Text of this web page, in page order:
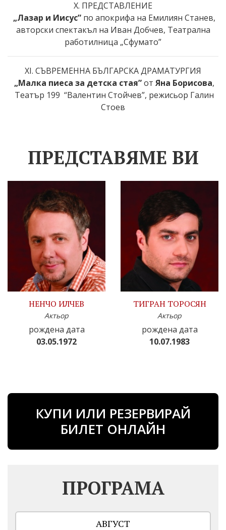
X. ПРЕДСТАВЛЕНИЕ
„Лазар и Иисус”по апокрифа на Емилиян Станев,
авторски спектакъл на Иван Добчев, Театрална
работилница „Сфумато”
XI. СЪВРЕМЕННА БЪЛГАРСКА ДРАМАТУРГИЯ
„Малка пиеса за детска стая”от Яна Борисова,
Театър 199 “Валентин Стойчев”, режисьор Галин
Стоев
ПРЕДСТАВЯМЕ ВИ
НЕНЧО ИЛЧЕВ
Актьор
рождена дата
03.05.1972
ТИГРАН ТОРОСЯН
Актьор
рождена дата
10.07.1983
КУПИ ИЛИ РЕЗЕРВИРАЙ
БИЛЕТ ОНЛАЙН
ПРОГРАМА
АВГУСТ